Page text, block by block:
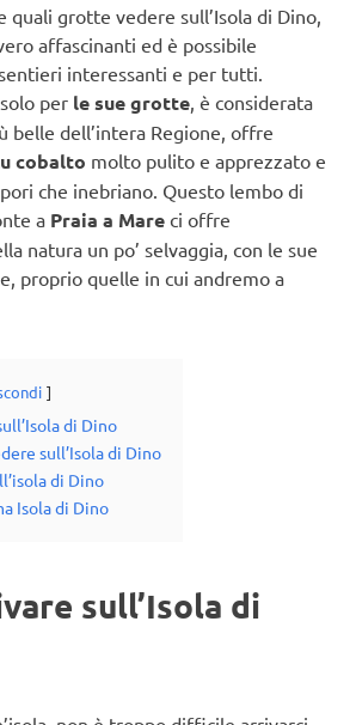
quali grotte vedere sull’Isola di Dino,
affascinanti ed è possibile
interessanti e per tutti.
per le sue grotte , è considerata
belle dell’intera Regione, offre
cobalto molto pulito e apprezzato e
che inebriano. Questo lembo di
a Praia a Mare ci offre
natura un po’ selvaggia, con le sue
proprio quelle in cui andremo a
di Dino
sull’Isola di Dino
di Dino
Isola di Dino
sull’Isola di